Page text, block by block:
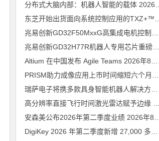
分布式大脑内部：机器人智能的载体 2026年8月6日
兆易创新GD32H77R机器人专用芯片重磅亮相，精准赋能伺服驱动与关节控制
Altium 在中国发布 Agile Teams 2026年8月6日
安森美公布2026年第二季度业绩 2026年8月6日